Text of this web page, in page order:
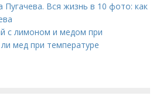
Пугачева. Вся жизнь в 10 фото: как
с лимоном и медом при
мед при температуре